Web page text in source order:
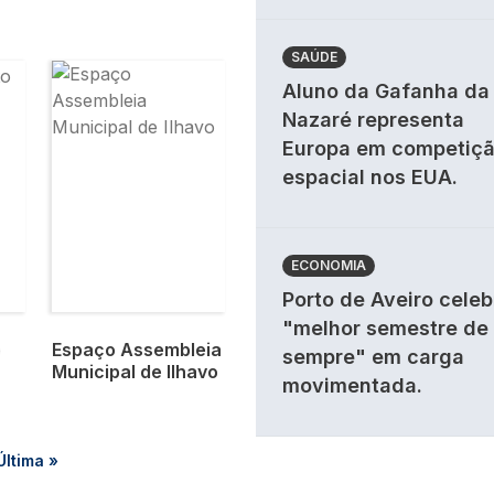
Imagem
Espaço Assembleia
Municipal de Ilhavo
página
»
SAÚDE
Aluno da Gafanha da
Nazaré representa
Europa em
espacial nos EUA.
ECONOMIA
Porto de Aveiro
"melhor semestre de
sempre" em carga
movimentada.